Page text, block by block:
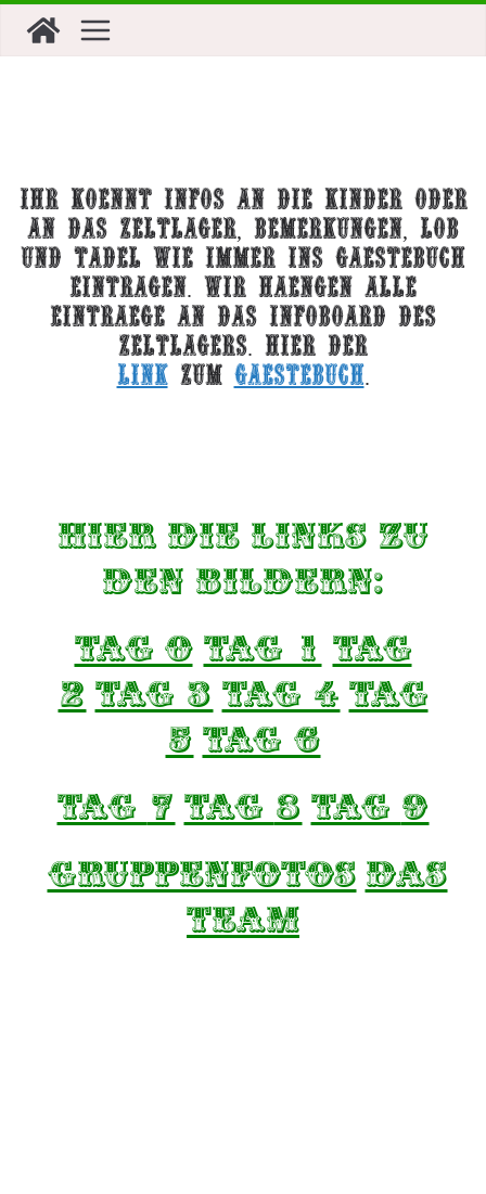
Inhalt
Ihr kOEnnt Infos an die Kinder oder
an das Zeltlager, Bemerkungen, Lob
und Tadel wie immer ins GAEstebuch
eintragen. Wir haengen alle
EintrAEge an das Infoboard des
Zeltlagers. Hier der
Linkzum GAEstebuch
Hier die Links zu
den Bildern:
Tag 0 TAG 1 TAG
2 TAG 3 TAG 4 TAG
5 TAG 6
TAG 7 TAG 8 TAG 9
GRuppenfotos Das
TEAM